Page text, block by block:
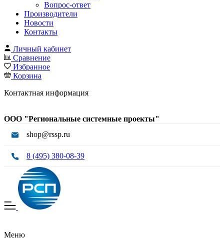
Вопрос-ответ
Производители
Новости
Контакты
Личный кабинет
Сравнение
Избранное
Корзина
Контактная информация
ООО "Региональные системные проекты"
shop@rssp.ru
8 (495) 380-08-39
Меню